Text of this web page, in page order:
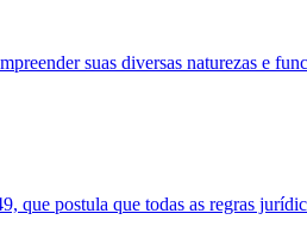
suas diversas naturezas e
postula que todas as regras